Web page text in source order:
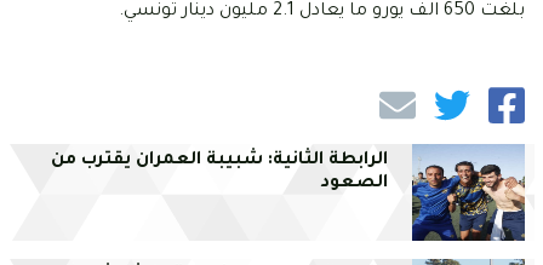
بلغت 650 الف يورو ما يعادل 2.1 مليون دينار تونسي.
الرابطة الثانية: شبيبة العمران يقترب من
الصعود